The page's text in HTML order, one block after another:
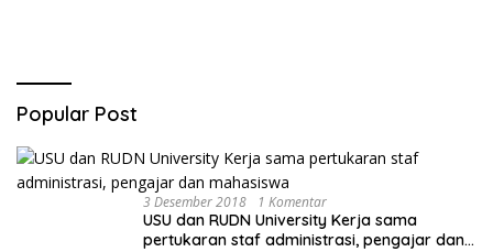
Popular Post
3 Desember 2018 1 Komentar
USU dan RUDN University Kerja sama
pertukaran staf administrasi, pengajar dan